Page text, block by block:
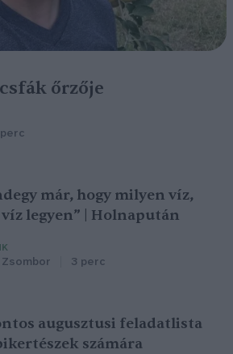
őrzője
már, hogy milyen víz,
legyen” | Holnapután
Zsombor 3 perc
augusztusi feladatlista
számára